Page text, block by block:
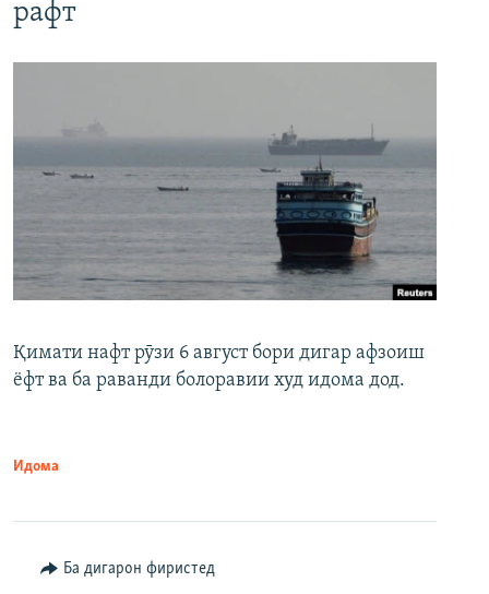
рафт
Қимати нафт рӯзи 6 август бори дигар афзоиш
ёфт ва ба раванди болоравии худ идома дод.
Идома
Ба дигарон фиристед